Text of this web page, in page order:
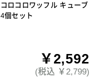
コロコロワッフル キューブ
4個セット
￥2,592
(税込 ￥2,799)